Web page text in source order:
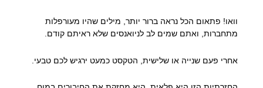
וואו! פתאום הכל נראה ברור יותר, מילים שהיו מעורפלות
מתחברות, ואתם שמים לב לניואנסים שלא ראיתם קודם.
אחרי פעם שנייה או שלישית, הטקסט כמעט ירגיש לכם טבעי.